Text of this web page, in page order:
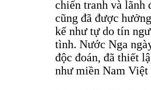
chiến tranh và lãnh
cũng đã được
kể như tự do tín
tình. Nước Nga
độc đoán, đã thiết
như miền Nam